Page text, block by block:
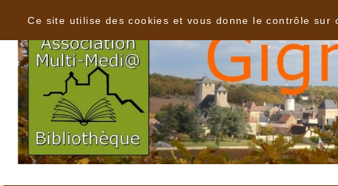
Ce site utilise des cookies et vous donne le contrôle sur